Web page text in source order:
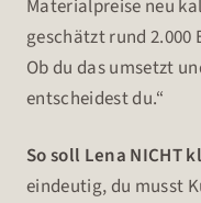
Materialpreise neu
geschätzt rund 2.000
Ob du das umsetzt
entscheidest du.“
So soll Lena NICHT
eindeutig, du musst